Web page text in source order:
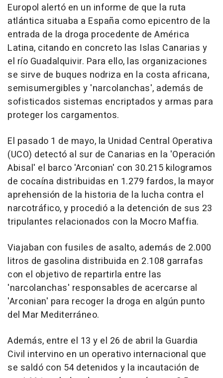
Europol alertó en un informe de que la ruta
atlántica situaba a España como epicentro de la
entrada de la droga procedente de América
Latina, citando en concreto las Islas Canarias y
el río Guadalquivir. Para ello, las organizaciones
se sirve de buques nodriza en la costa africana,
semisumergibles y 'narcolanchas', además de
sofisticados sistemas encriptados y armas para
proteger los cargamentos.
El pasado 1 de mayo, la Unidad Central Operativa
(UCO) detectó al sur de Canarias en la 'Operación
Abisal' el barco 'Arconian' con 30.215 kilogramos
de cocaína distribuidas en 1.279 fardos, la mayor
aprehensión de la historia de la lucha contra el
narcotráfico, y procedió a la detención de sus 23
tripulantes relacionados con la Mocro Maffia.
Viajaban con fusiles de asalto, además de 2.000
litros de gasolina distribuida en 2.108 garrafas
con el objetivo de repartirla entre las
'narcolanchas' responsables de acercarse al
'Arconian' para recoger la droga en algún punto
del Mar Mediterráneo.
Además, entre el 13 y el 26 de abril la Guardia
Civil intervino en un operativo internacional que
se saldó con 54 detenidos y la incautación de